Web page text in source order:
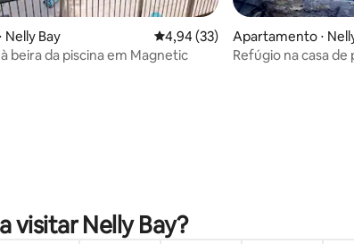
média de 5, 490 avaliações
Nelly Bay 4,94 de uma avaliação média de
4,94 (33)
beira da piscina em Magnetic
Apartamento ⋅
Refúgio na casa de
visitar Nelly Bay?